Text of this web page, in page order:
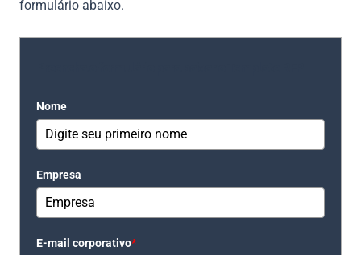
formulário abaixo.
Nome
Empresa
E-mail corporativo*